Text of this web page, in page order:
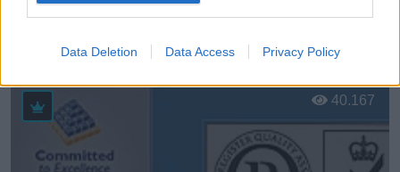
Data Deletion Data Access Privacy Policy
* Asturtecnia, S.L.
40.167